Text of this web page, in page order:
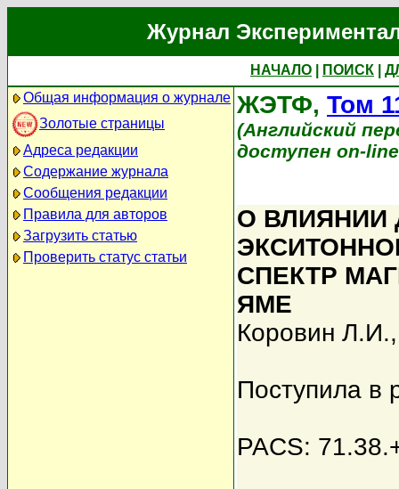
Журнал
НАЧАЛО ПОИСК
Общая информация о журнале
Золотые страницы
Адреса редакции
Содержание журнала
Сообщения редакции
Правила для авторов
Загрузить статью
Проверить статус статьи
ЖЭТФ, Том
(Английский
доступен on-
О ВЛИЯНИИ
СПЕКТР
ЯМЕ
Коровин Л.И.
Поступила в
PACS: